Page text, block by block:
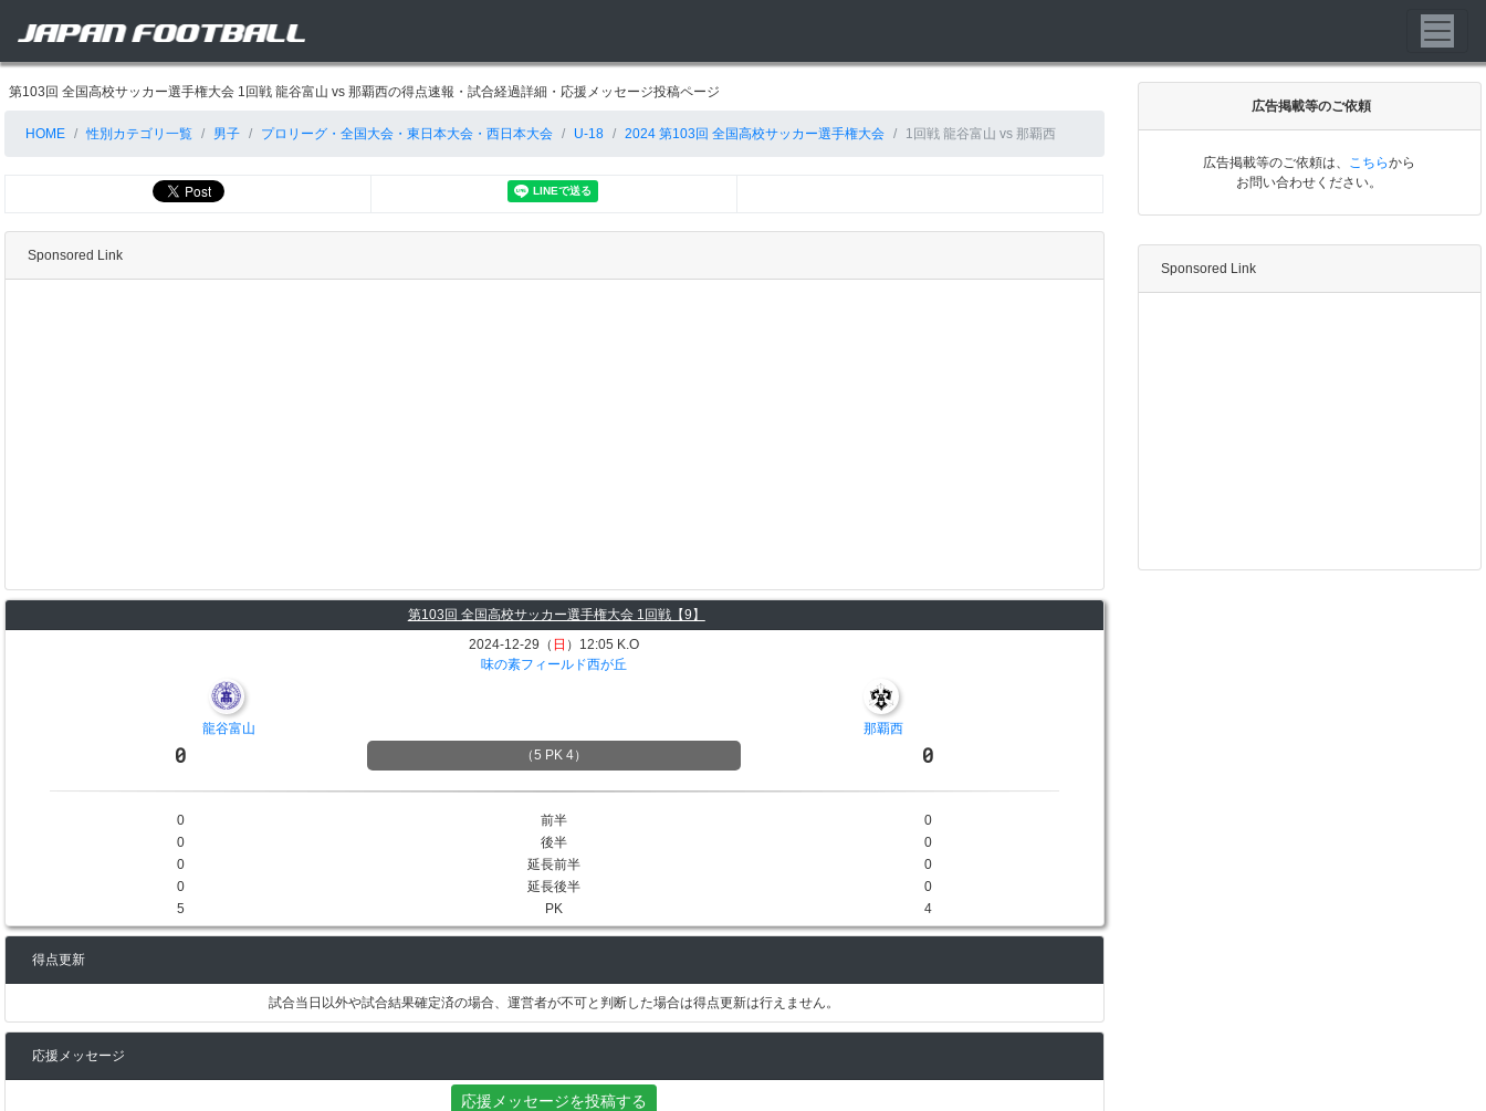
第103回 全国高校サッカー選手権大会 1回戦 龍谷富山 vs 那覇西の得点速報・試合経過詳細・応援メッセージ投稿ページ
HOME 性別カテゴリ一覧 男子 プロリーグ・全国大会・東日本大会・西日本大会 U-18 2024 第103回 全国高校サッカー選手権大会 1回戦 龍谷富山 vs 那覇西
Sponsored Link
第103回 全国高校サッカー選手権大会 1回戦【9】
2024-12-29（ 日 ）12:05 K.O
味の素フィールド西が丘
龍谷富山 那覇西
0 （5 PK 4） 0
0 前半
0
0
後半
0
0
延長前半
0
0
延長後半
0
5
PK 4
得点更新
試合当日以外や試合結果確定済の場合、運営者が不可と判断した場合は得点更新は行えません。
応援メッセージ
応援メッセージを投稿する
広告掲載等のご依頼
広告掲載等のご依頼は、 こちらから
お問い合わせください。
Sponsored Link